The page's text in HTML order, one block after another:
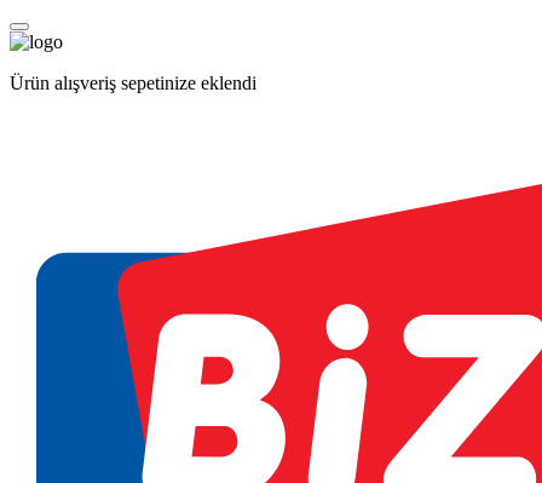
Ürün alışveriş sepetinize eklendi